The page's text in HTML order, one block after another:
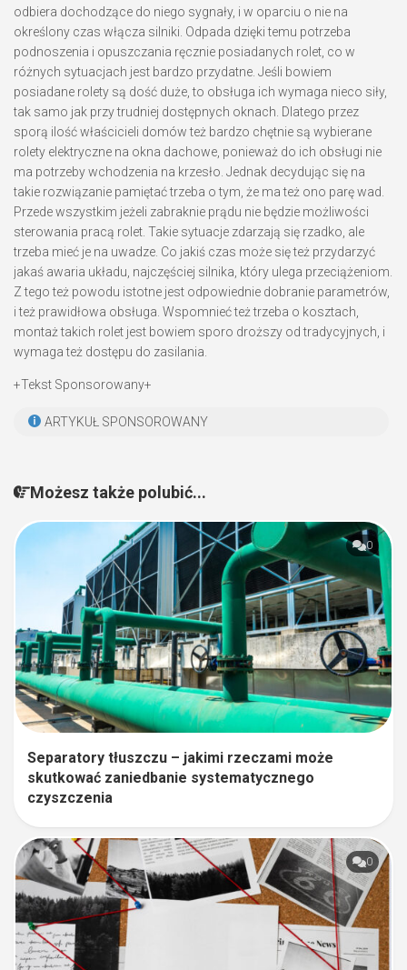
odbiera dochodzące do niego sygnały, i w oparciu o nie na
określony czas włącza silniki. Odpada dzięki temu potrzeba
podnoszenia i opuszczania ręcznie posiadanych rolet, co w
różnych sytuacjach jest bardzo przydatne. Jeśli bowiem
posiadane rolety są dość duże, to obsługa ich wymaga nieco siły,
tak samo jak przy trudniej dostępnych oknach. Dlatego przez
sporą ilość właścicieli domów też bardzo chętnie są wybierane
rolety elektryczne na okna dachowe, ponieważ do ich obsługi nie
ma potrzeby wchodzenia na krzesło. Jednak decydując się na
takie rozwiązanie pamiętać trzeba o tym, że ma też ono parę wad.
Przede wszystkim jeżeli zabraknie prądu nie będzie możliwości
sterowania pracą rolet. Takie sytuacje zdarzają się rzadko, ale
trzeba mieć je na uwadze. Co jakiś czas może się też przydarzyć
jakaś awaria układu, najczęściej silnika, który ulega przeciążeniom.
Z tego też powodu istotne jest odpowiednie dobranie parametrów,
i też prawidłowa obsługa. Wspomnieć też trzeba o kosztach,
montaż takich rolet jest bowiem sporo droższy od tradycyjnych, i
wymaga też dostępu do zasilania.
+Tekst Sponsorowany+
ARTYKUŁ SPONSOROWANY
Możesz także polubić...
0
Separatory tłuszczu – jakimi rzeczami może
skutkować zaniedbanie systematycznego
czyszczenia
0